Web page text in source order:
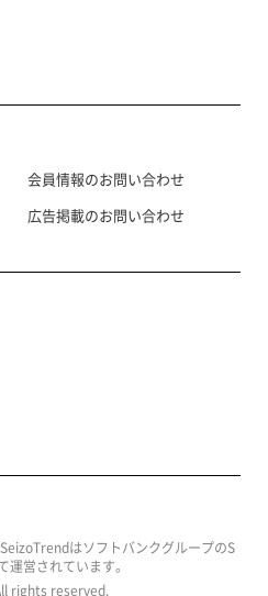
会員情報のお問い合わせ
広告掲載のお問い合わせ
はソフトバンクグループのS
営されています。
rights reserved.